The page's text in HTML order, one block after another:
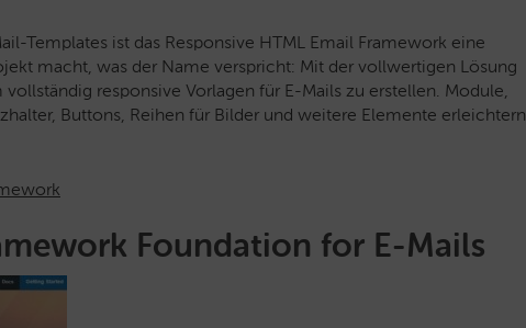
Templates ist das Responsive HTML Email Framework eine
macht, was der Name verspricht: Mit der vollwertigen Lösung
responsive Vorlagen für E-Mails zu erstellen. Module,
Buttons, Reihen für Bilder und weitere Elemente erleichtern
Foundation for E-Mails